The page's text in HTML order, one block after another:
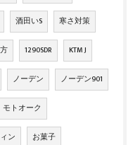
酒田いS 寒さ対策
1290SDR KTM J
ノーデン ノーデン901
モトオーク
ン お菓子